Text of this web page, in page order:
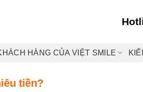
HÀNG CỦA VIỆT SMILE
tiền?